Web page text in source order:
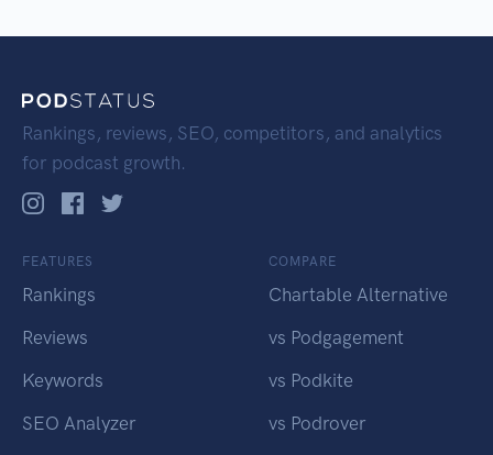
Rankings, reviews, SEO, competitors, and analytics
for podcast growth.
FEATURES
Rankings
Reviews
Keywords
SEO Analyzer
COMPARE
Chartable Alternative
vs Podgagement
vs Podkite
vs Podrover